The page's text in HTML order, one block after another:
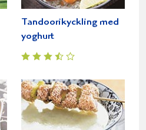
Tandoorikyckling med
yoghurt